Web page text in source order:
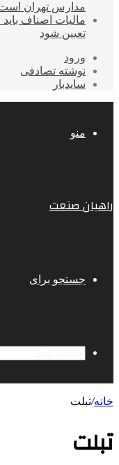
مدارس تهران
مالیات اصناف
تعیین شود
ورود
نوشته تصادفی
سایدبار
منو
راهیان صنعت
جستجو برای
خانه/تبلت
تبلت